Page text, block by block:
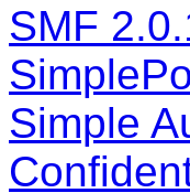
SMF
Simple